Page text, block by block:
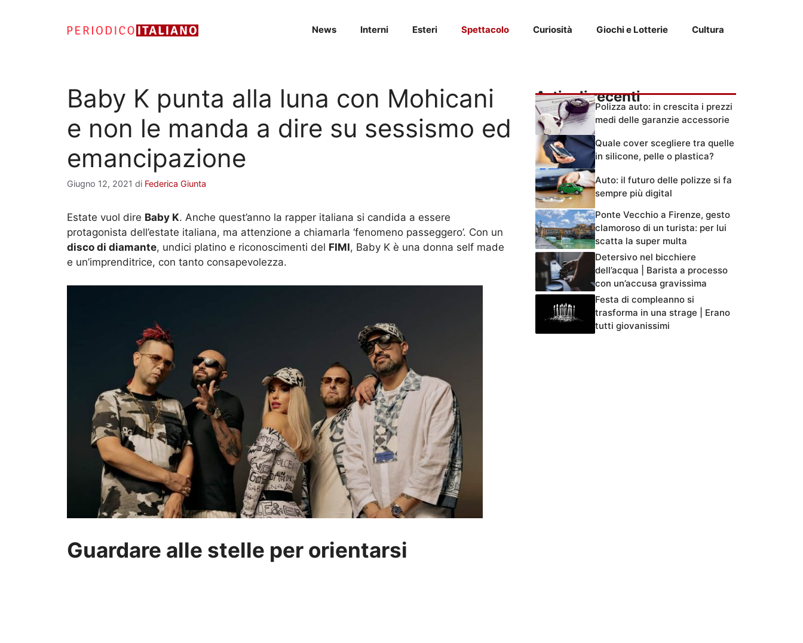
News Interni Esteri Spettacolo Curiosità Giochi e Lotterie Cultura
Baby K punta alla luna con Mohicani
e non le manda a dire su sessismo ed
emancipazione
Giugno 12, 2021 di Federica Giunta
Estate vuol dire Baby K. Anche quest’anno la rapper italiana si candida a essere
protagonista dell’estate italiana, ma attenzione a chiamarla ‘fenomeno passeggero’. Con un
disco di diamante, undici platino e riconoscimenti del FIMI, Baby K è una donna self made
e un’imprenditrice, con tanto consapevolezza.
Guardare alle stelle per orientarsi
Articoli recenti
Polizza auto: in crescita i prezzi
medi delle garanzie accessorie
Quale cover scegliere tra quelle
in silicone, pelle o plastica?
Auto: il futuro delle polizze si fa
sempre più digital
Ponte Vecchio a Firenze, gesto
clamoroso di un turista: per lui
scatta la super multa
Detersivo nel bicchiere
dell’acqua | Barista a processo
con un’accusa gravissima
Festa di compleanno si
trasforma in una strage | Erano
tutti giovanissimi